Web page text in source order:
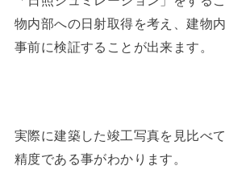
物内部への日射取得を考え、建物
事前に検証することが出来ます。
実際に建築した竣工写真を見比べ
精度である事がわかります。